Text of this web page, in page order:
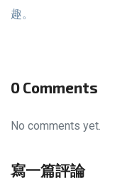
趣。
0 Comments
No comments yet.
寫一篇評論